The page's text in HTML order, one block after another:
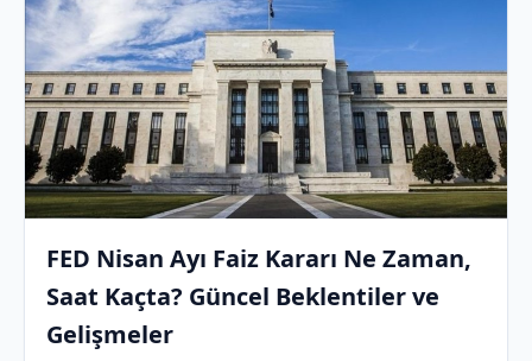
FED Nisan Ayı Faiz Kararı Ne Zaman,
Saat Kaçta? Güncel Beklentiler ve
Gelişmeler